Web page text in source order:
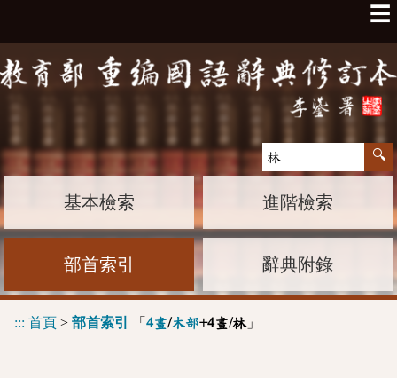
☰
基本檢索 進階檢索
部首索引 辭典附錄
::: 首頁 > 部首索引 「 4畫/木部+4畫/林」